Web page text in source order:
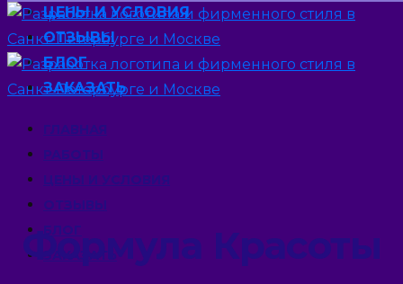
ГЛАВНАЯ
РАБОТЫ
ЦЕНЫ И УСЛОВИЯ
ОТЗЫВЫ
БЛОГ
ЗАКАЗАТЬ
ЦЕНЫ И УСЛОВИЯ
ОТЗЫВЫ
БЛОГ
ЗАКАЗАТЬ
Формула Красоты